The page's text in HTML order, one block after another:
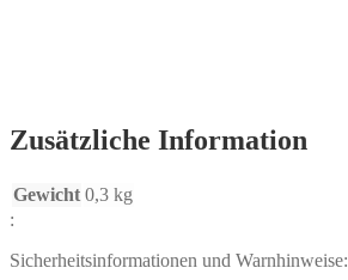
Zusätzliche Information
Gewicht 0,3 kg
:
Sicherheitsinformationen und Warnhinweise: